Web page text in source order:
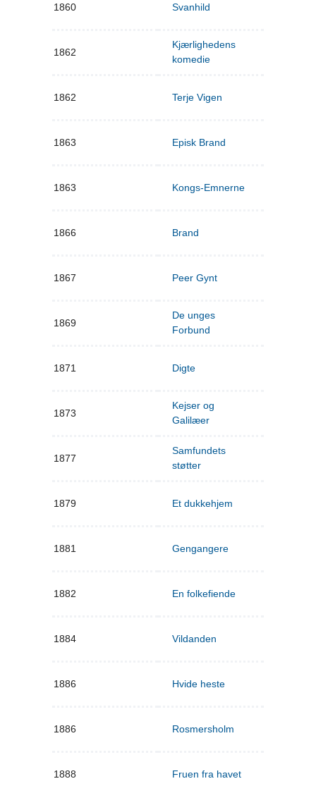
1860 Svanhild
1862
Kjærlighedens
komedie
1862 Terje Vigen
1863 Episk Brand
1863 Kongs-Emnerne
1866 Brand
1867 Peer Gynt
1869
De unges
Forbund
1871 Digte
1873
Kejser og
Galilæer
1877
Samfundets
støtter
1879 Et dukkehjem
1881 Gengangere
1882 En folkefiende
1884 Vildanden
1886 Hvide heste
1886 Rosmersholm
1888 Fruen fra havet